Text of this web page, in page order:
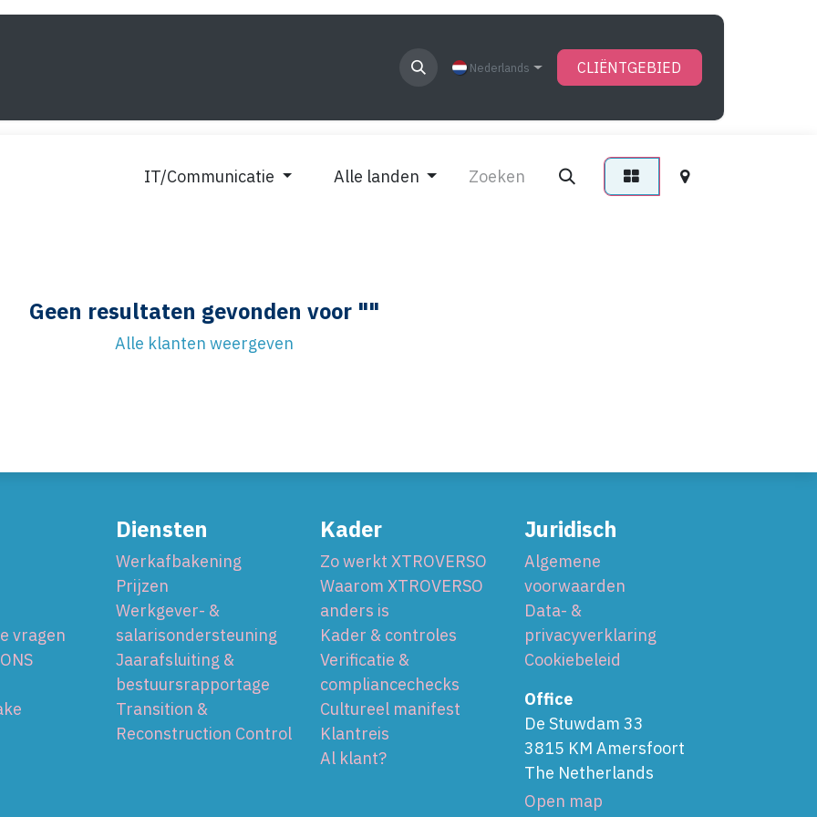
Nederlands CLIËNTGEBIED
IT/Communicatie Alle landen
Geen resultaten gevonden voor ""
Alle klanten weergeven
vragen
Diensten
Werkafbakening
Prijzen
Werkgever- &
salarisondersteuning
Jaarafsluiting &
bestuursrapportage
Transition &
Reconstruction Control
Kader
Zo werkt XTROVERSO
Waarom XTROVERSO
anders is
Kader & controles
Verificatie &
compliancechecks
Cultureel manifest
Klantreis
Al klant?
Juridisch
Algemene
voorwaarden
Data- &
privacyverklaring
Cookiebeleid
Office
De Stuwdam 33
3815 KM Amersfoort
The Netherlands
Open map